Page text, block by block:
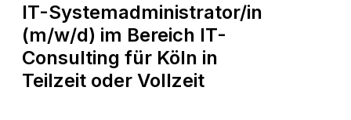
IT-Systemadministrator/in
(m/w/d) im Bereich IT-
Consulting für Köln in
Teilzeit oder Vollzeit